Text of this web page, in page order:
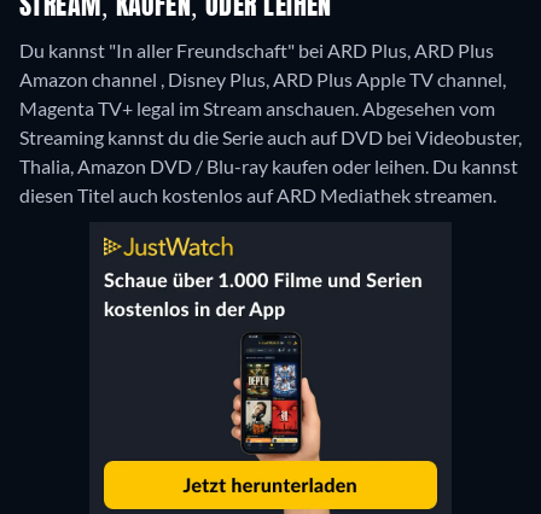
STREAM, KAUFEN, ODER LEIHEN
Du kannst "In aller Freundschaft" bei ARD Plus, ARD Plus
Amazon channel , Disney Plus, ARD Plus Apple TV channel,
Magenta TV+ legal im Stream anschauen.Abgesehen vom
Streaming kannst du die Serie auch auf DVD bei Videobuster,
Thalia, Amazon DVD / Blu-ray kaufen oder leihen. Du kannst
diesen Titel auch kostenlos auf ARD Mediathek streamen.